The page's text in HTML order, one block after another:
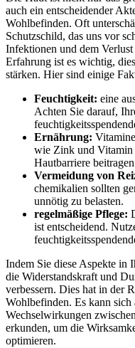
auch ein‌ entscheidender
Wohlbefinden. Oft
Schutzschild, das uns vor
Infektionen und dem
Erfahrung ⁣ist es wichtig,
stärken.⁣ Hier sind ‍einige
Feuchtigkeit: eine
Achten Sie darauf,
Ernährung:
wie Zink und ⁤Vitamin
Hautbarriere
Vermeidung von
chemikalien sollten
unnötig zu‍ belasten.
regelmäßige ‍Pflege:
ist entscheidend.
Indem Sie diese Aspekte in
die ‍Widerstandskraft und
verbessern. Dies hat⁣ in der
Wohlbefinden. Es kann
Wechselwirkungen
erkunden, um ⁢die
optimieren.